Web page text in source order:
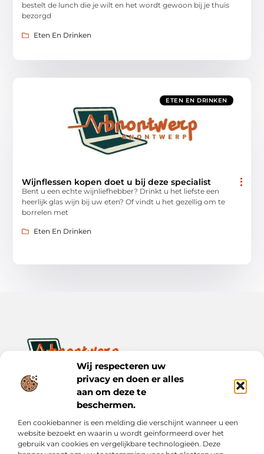
Wij respecteren uw
privacy en doen er alles
aan om deze te
beschermen.
Een cookiebanner is een melding die verschijnt wanneer u een
website bezoekt en waarin u wordt geïnformeerd over het
gebruik van cookies en vergelijkbare technologieën. Deze
bestelt de lunch die je wilt en het wordt gewoon bij je thuis
bezorgd
Eten En Drinken
ETEN EN DRINKEN
Wijnflessen kopen doet u bij deze specialist
Bent u een echte wijnliefhebber? Drinkt u het liefste een
heerlijk glas wijn bij uw eten? Of vindt u het gezellig om te
borrelen met
Eten En Drinken
Ontwerp je dagelijks leven met inspiratie en verhalen.
Ontdek praktische tips, creatieve ideeën en waardevolle
inzichten op Bnontwerp.nl.
Bericht categorie